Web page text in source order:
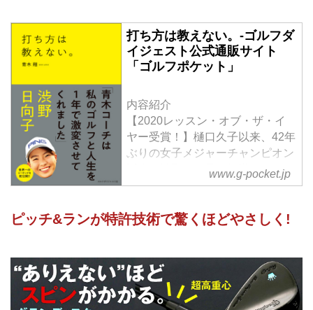
打ち方は教えない。-ゴルフダ
イジェスト公式通販サイト
「ゴルフポケット」
内容紹介
【2020レッスン・オブ・ザ・イ
ヤー受賞！】樋口久子以来、42年
ぶりの女子メジャーチャンピオン
誕生！渋野日向子を指導したコー
チ、青木翔が初めて公開する「世
「ティーチング」ではなく、
選手自らに考えさせ、選手の成長
を促す「コーチング」。
www.g-pocket.jp
ピッチ&ランが特許技術で驚くほどやさしく!